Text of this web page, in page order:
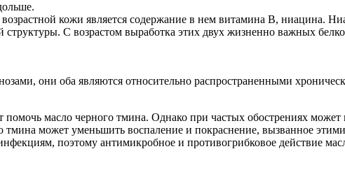
кожи является содержание в нем витамина В, ниацина.
структуры. С возрастом выработка этих двух жизненно важных
они оба являются относительно распространенными
масло черного тмина. Однако при частых обострениях может
тмина может уменьшить воспаление и покраснение, вызванное
поэтому антимикробное и противогрибковое действие